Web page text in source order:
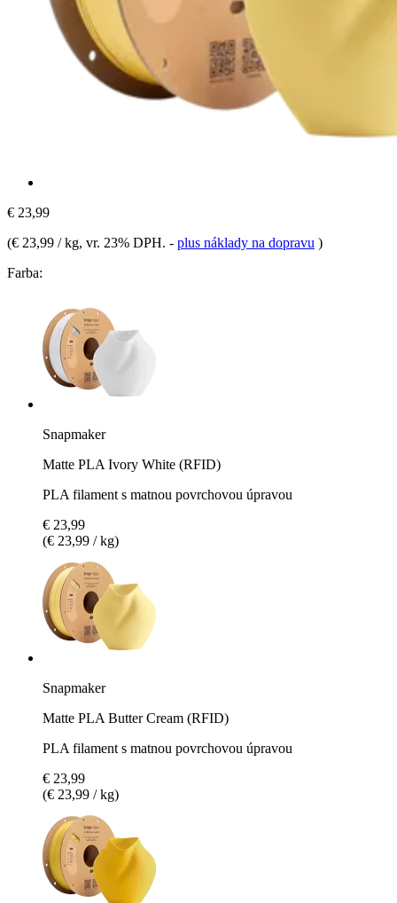
€ 23,99
(€ 23,99 / kg, vr. 23% DPH. - plus náklady na dopravu )
Farba:
Snapmaker
Matte PLA Ivory White (RFID)
PLA filament s matnou povrchovou úpravou
€ 23,99
(€ 23,99 / kg)
Snapmaker
Matte PLA Butter Cream (RFID)
PLA filament s matnou povrchovou úpravou
€ 23,99
(€ 23,99 / kg)